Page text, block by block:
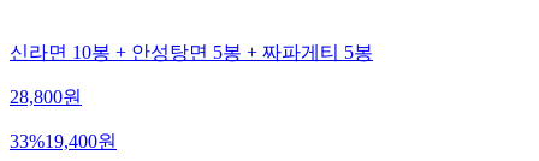
신라면 10봉 + 안성탕면 5봉 + 짜파게티 5봉
28,800원
33%19,400원